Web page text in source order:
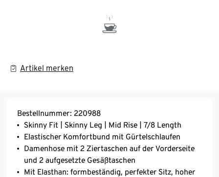
Artikel merken
Bestellnummer: 220988
Skinny Fit | Skinny Leg | Mid Rise | 7/8 Length
Elastischer Komfortbund mit Gürtelschlaufen
Damenhose mit 2 Ziertaschen auf der Vorderseite
und 2 aufgesetzte Gesäßtaschen
Mit Elasthan: formbeständig, perfekter Sitz, hoher